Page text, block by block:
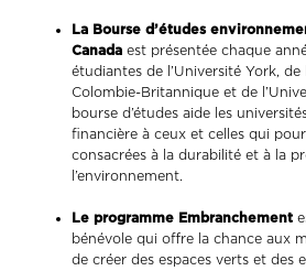
La Bourse d’études
Canada est présentée chaque
étudiantes de l’Université York, de
Colombie-Britannique et de
bourse d’études aide les
financière à ceux et celles qui
consacrées à la durabilité et à la
l’environnement.
Le programme Embranchement
bénévole qui offre la chance aux
de créer des espaces verts et des